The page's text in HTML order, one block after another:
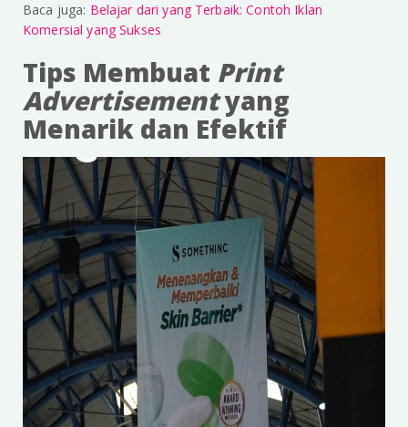
Baca juga: Belajar dari yang Terbaik: Contoh Iklan
Komersial yang Sukses
Tips Membuat Print
Advertisementyang
Menarik dan Efektif